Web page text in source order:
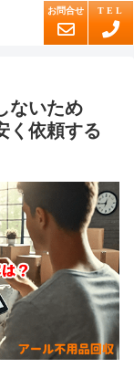
ないため
く依頼する